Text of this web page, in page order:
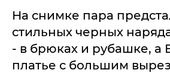
На снимке пара
стильных черных
- в брюках и рубашке, а
платье с большим